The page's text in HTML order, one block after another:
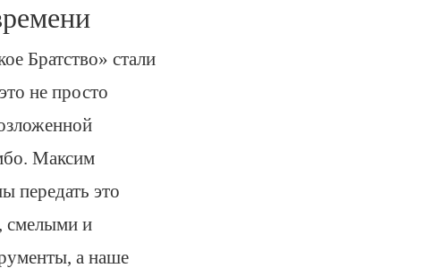
Братство» стали
не просто
Максим
передать это
смелыми и
а наше